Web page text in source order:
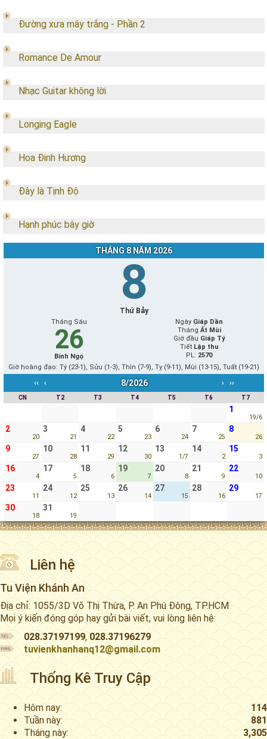
Đường xưa mây trắng - Phần 2
Romance De Amour
Nhạc Guitar không lời
Longing Eagle
Hoa Đinh Hương
Đây là Tịnh Độ
Hạnh phúc bây giờ
THÁNG 8 NĂM 2026
8
Thứ Bảy
Tháng Sáu
26
Bính Ngọ
Ngày Giáp Dần
Tháng Ất Mùi
Giờ đầu Giáp Tý
Tiết Lập thu
PL: 2570
Giờ hoàng đạo: Tý (23-1), Sửu (1-3), Thìn (7-9), Tỵ (9-11), Mùi (13-15), Tuất (19-21)
‹‹ ‹ 8/2026 › ››
CN T2 T3 T4 T5 T6 T7
1
19/6
2
20
3
21
4
22
5
23
6
24
7
25
8
26
9
27
10
28
11
29
12
30
13
1/7
14
2
15
3
16
4
17
5
18
6
19
7
20
8
21
9
22
10
23
11
24
12
25
13
26
14
27
15
28
16
29
17
30
18
31
19
Liên hệ
Tu Viện Khánh An
Địa chỉ: 1055/3D Võ Thị Thừa, P. An Phú Đông, TP.HCM
Mọi ý kiến đóng góp hay gửi bài viết, vui lòng liên hệ:
028.37197199, 028.37196279
tuvienkhanhanq12@gmail.com
Thống Kê Truy Cập
Hôm nay:
114
Tuần này:
881
Tháng này:
3,305